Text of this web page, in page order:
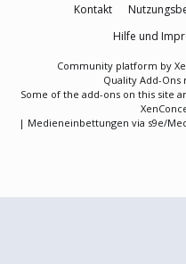
Kontakt
Hilfe und
Community platform by
Quality Add-Ons
Some of the add-ons on this site
| Medieneinbettungen via s9e/